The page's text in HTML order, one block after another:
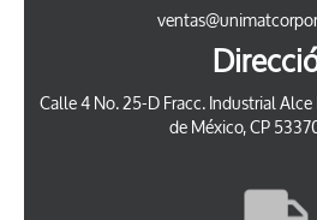
Calle 4 No. 25-D Fracc. Industrial
de México, CP